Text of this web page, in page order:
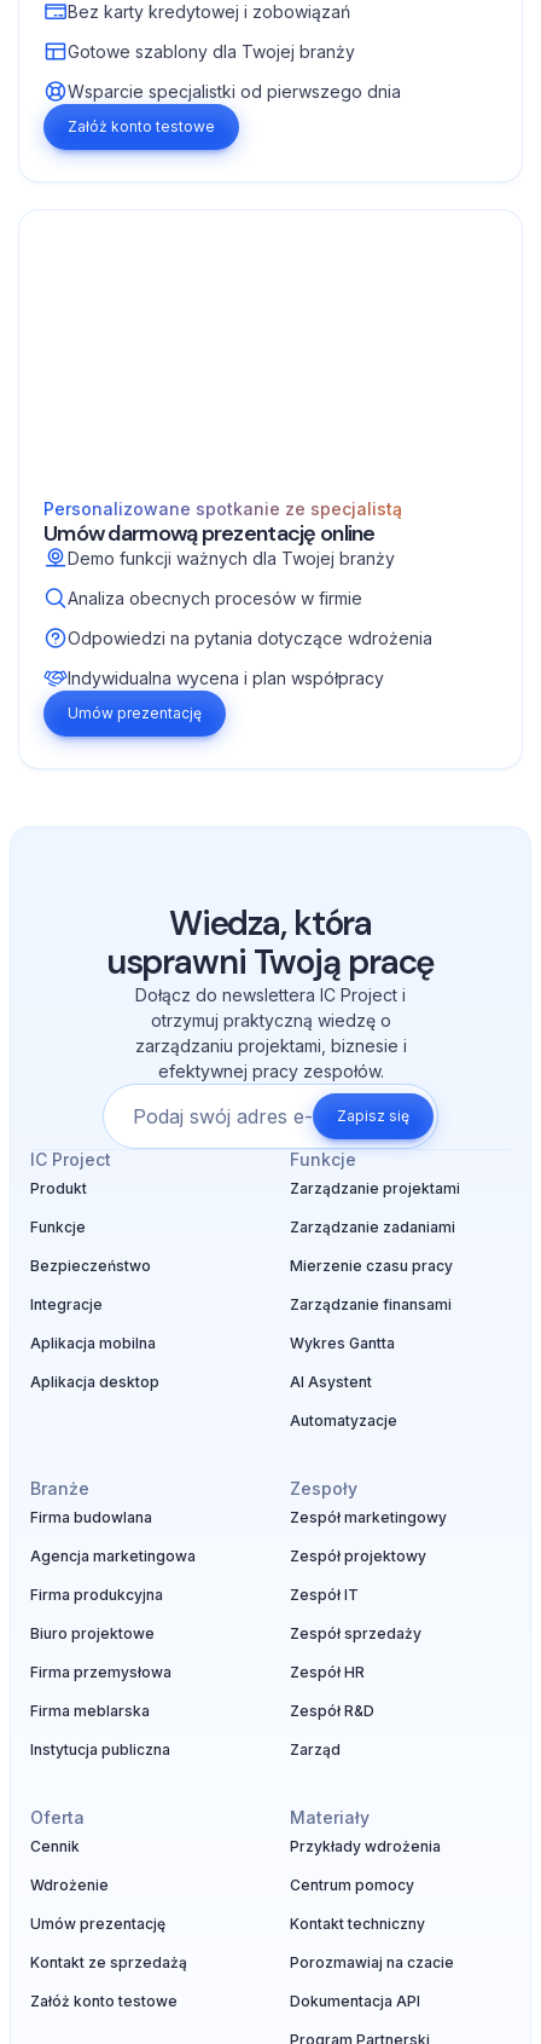
Bez karty kredytowej i zobowiązań
Gotowe szablony dla Twojej branży
Wsparcie specjalistki od pierwszego dnia
Załóż konto testowe
Personalizowane spotkanie ze specjalistą
Umów darmową prezentację online
Demo funkcji ważnych dla Twojej branży
Analiza obecnych procesów w firmie
Odpowiedzi na pytania dotyczące wdrożenia
Indywidualna wycena i plan współpracy
Umów prezentację
Wiedza, która
usprawni Twoją pracę
Dołącz do newslettera IC Project i
otrzymuj praktyczną wiedzę o
zarządzaniu projektami, biznesie i
efektywnej pracy zespołów.
Zapisz się
IC Project
Produkt
Funkcje
Bezpieczeństwo
Integracje
Aplikacja mobilna
Aplikacja desktop
Funkcje
Zarządzanie projektami
Zarządzanie zadaniami
Mierzenie czasu pracy
Zarządzanie finansami
Wykres Gantta
AI Asystent
Automatyzacje
Branże
Firma budowlana
Agencja marketingowa
Firma produkcyjna
Biuro projektowe
Firma przemysłowa
Firma meblarska
Instytucja publiczna
Zespoły
Zespół marketingowy
Zespół projektowy
Zespół IT
Zespół sprzedaży
Zespół HR
Zespół R&D
Zarząd
Oferta
Cennik
Wdrożenie
Umów prezentację
Kontakt ze sprzedażą
Załóż konto testowe
Materiały
Przykłady wdrożenia
Centrum pomocy
Kontakt techniczny
Porozmawiaj na czacie
Dokumentacja API
Program Partnerski